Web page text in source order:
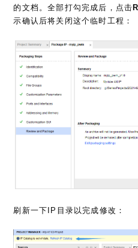
的文档。全部打勾完成后，点击
示确认后将关闭这个临时工程：
刷新一下IP目录以完成修改：